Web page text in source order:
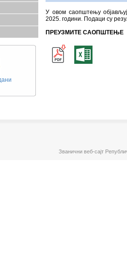
У овом саопштењу
2025. години. Подаци су
ПРЕУЗМИТЕ САОПШТЕЊЕ
Званични веб-сајт